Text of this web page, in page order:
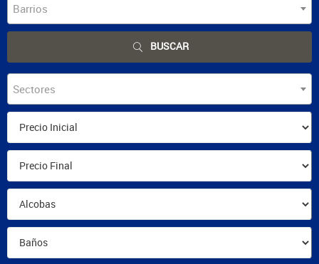
Barrios
BUSCAR
Sectores